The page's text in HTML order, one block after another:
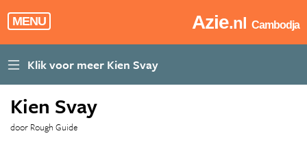
MENU Azie.nl Cambodja
Kien Svay
door Rough Guide